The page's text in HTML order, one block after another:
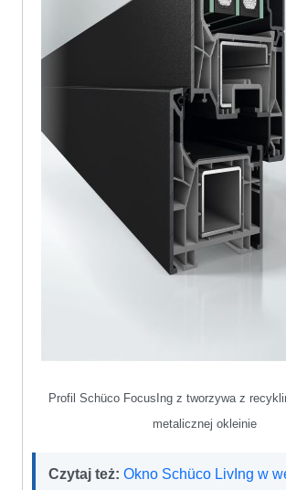
Profil Schüco FocusIng z tworzywa z
metalicznej okleinie
Czytaj też: Okno Schüco LivIng w